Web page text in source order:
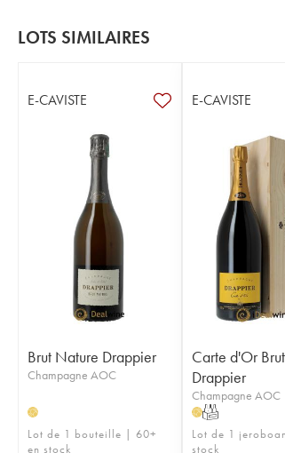
LOTS SIMILAIRES
E-CAVISTE
Brut Nature Drappier
Champagne AOC
H
Lot de 1 bouteille | 60+
en stock
E-CAVISTE
Carte d'Or Brut
Drappier
Champagne AOC
HT
Lot de 1
stock